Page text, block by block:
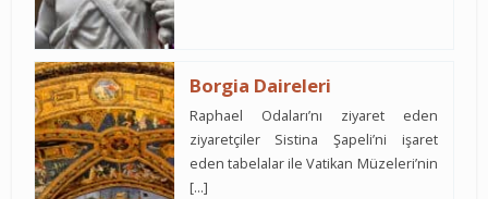
Borgia Daireleri
Raphael Odaları’nı ziyaret eden
ziyaretçiler Sistina Şapeli’ni işaret
eden tabelalar ile Vatikan Müzeleri’nin
[…]